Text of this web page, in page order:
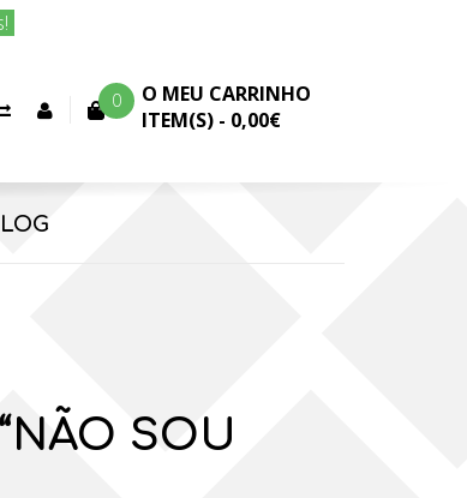
Comparar
Conta 0
O MEU CARRINHO
ITEM(S) - 0,00€
SOU